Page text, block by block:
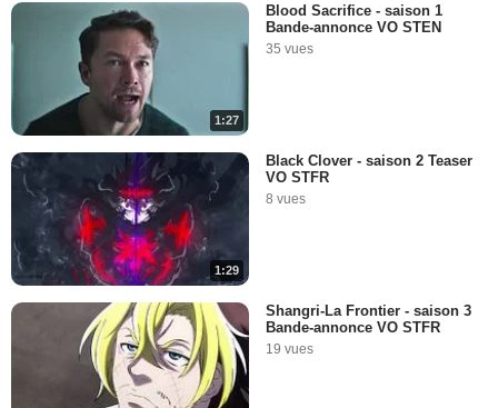
1:27
Blood Sacrifice - saison 1
Bande-annonce VO STEN
35 vues
1:29
Black Clover - saison 2 Teaser
VO STFR
8 vues
Shangri-La Frontier - saison 3
Bande-annonce VO STFR
19 vues